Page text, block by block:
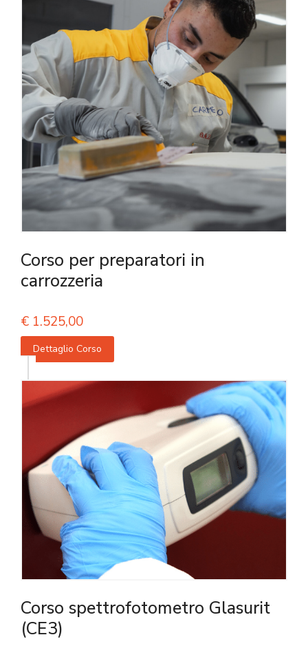
Corso per preparatori in
carrozzeria
€ 1.525,00
Dettaglio Corso
Corso spettrofotometro Glasurit
(CE3)